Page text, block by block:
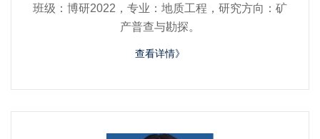
班级：博研2022，专业：地质工程，研究方向：矿
产普查与勘探。
查看详情》